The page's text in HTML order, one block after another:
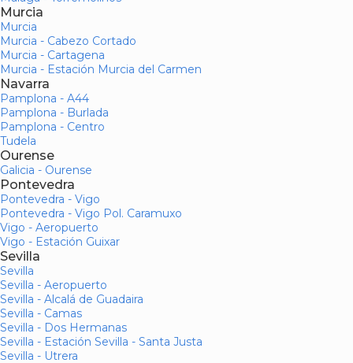
Murcia
Murcia
Murcia - Cabezo Cortado
Murcia - Cartagena
Murcia - Estación Murcia del Carmen
Navarra
Pamplona - A44
Pamplona - Burlada
Pamplona - Centro
Tudela
Ourense
Galicia - Ourense
Pontevedra
Pontevedra - Vigo
Pontevedra - Vigo Pol. Caramuxo
Vigo - Aeropuerto
Vigo - Estación Guixar
Sevilla
Sevilla
Sevilla - Aeropuerto
Sevilla - Alcalá de Guadaira
Sevilla - Camas
Sevilla - Dos Hermanas
Sevilla - Estación Sevilla - Santa Justa
Sevilla - Utrera